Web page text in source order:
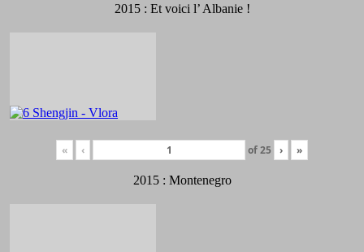
2015 : Et voici l’ Albanie !
« ‹ of25 › »
2015 : Montenegro